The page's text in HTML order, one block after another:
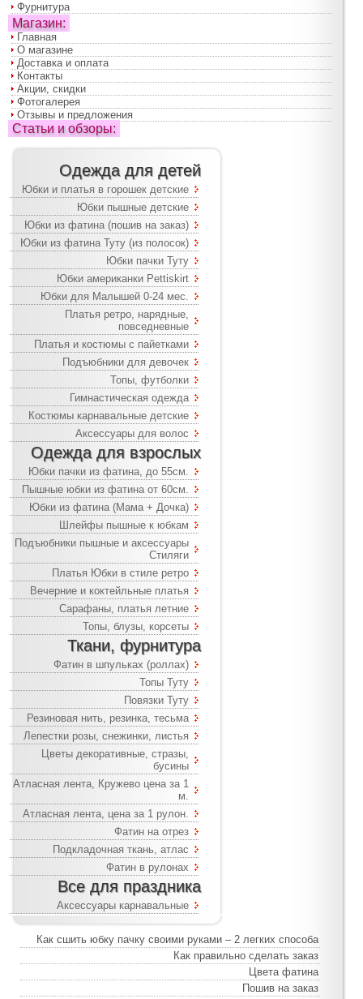
Фурнитура
Магазин:
Главная
О магазине
Доставка и оплата
Контакты
Акции, скидки
Фотогалерея
Отзывы и предложения
Статьи и обзоры:
Одежда для детей
Юбки и платья в горошек детские
Юбки пышные детские
Юбки из фатина (пошив на заказ)
Юбки из фатина Туту (из полосок)
Юбки пачки Туту
Юбки американки Pettiskirt
Юбки для Малышей 0-24 мес.
Платья ретро, нарядные,
повседневные
Платья и костюмы с пайетками
Подъюбники для девочек
Топы, футболки
Гимнастическая одежда
Костюмы карнавальные детские
Аксессуары для волос
Одежда для взрослых
Юбки пачки из фатина, до 55см.
Пышные юбки из фатина от 60см.
Юбки из фатина (Мама + Дочка)
Шлейфы пышные к юбкам
Подъюбники пышные и аксессуары
Стиляги
Платья Юбки в стиле ретро
Вечерние и коктейльные платья
Сарафаны, платья летние
Топы, блузы, корсеты
Ткани, фурнитура
Фатин в шпульках (роллах)
Топы Туту
Повязки Туту
Резиновая нить, резинка, тесьма
Лепестки розы, снежинки, листья
Цветы декоративные, стразы,
бусины
Атласная лента, Кружево цена за 1
м.
Атласная лента, цена за 1 рулон.
Фатин на отрез
Подкладочная ткань, атлас
Фатин в рулонах
Все для праздника
Аксессуары карнавальные
Как сшить юбку пачку своими руками – 2 легких способа
Как правильно сделать заказ
Цвета фатина
Пошив на заказ